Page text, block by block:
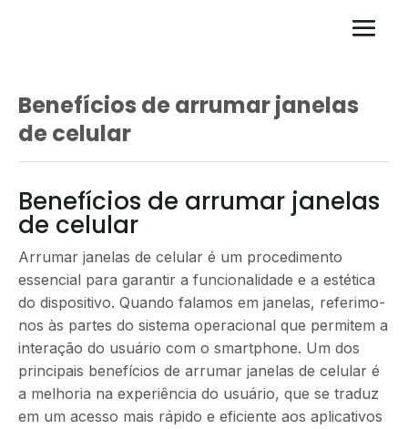
Benefícios de arrumar janelas
de celular
Benefícios de arrumar janelas
de celular
Arrumar janelas de celular é um procedimento
essencial para garantir a funcionalidade e a estética
do dispositivo. Quando falamos em janelas, referimo-
nos às partes do sistema operacional que permitem a
interação do usuário com o smartphone. Um dos
principais benefícios de arrumar janelas de celular é
a melhoria na experiência do usuário, que se traduz
em um acesso mais rápido e eficiente aos aplicativos